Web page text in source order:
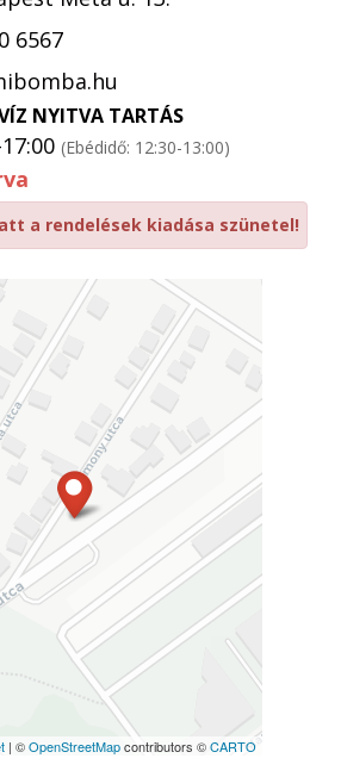
| ©OpenStreetMapcontributors ©CARTO
6567
NYITVA TARTÁS
(Ebédidő: 12:30-13:00)
a rendelések kiadása szünetel!